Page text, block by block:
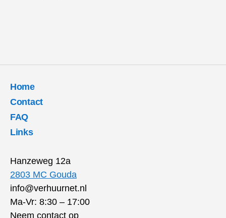
Home
Contact
FAQ
Links
Hanzeweg 12a
2803 MC Gouda
info@verhuurnet.nl
Ma-Vr: 8:30 – 17:00
Neem contact op